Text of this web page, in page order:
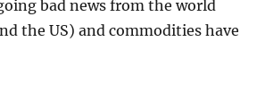
bad news from the world
the US) and commodities have
Was that it? or what?“